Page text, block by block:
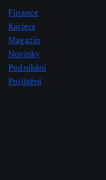
Finance
Kariera
Magazín
Novinky
Podnikání
Pojištění